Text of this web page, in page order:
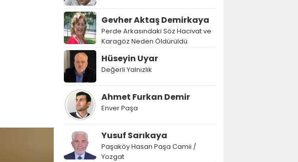
Gevher Aktaş Demirkaya
Perde Arkasındaki Söz Hacivat ve
Karagöz Neden Öldürüldü
Hüseyin Uyar
Değerli Yalnızlık
Ahmet Furkan Demir
Enver Paşa
Yusuf Sarıkaya
Paşaköy Hasan Paşa Camii /
Yozgat